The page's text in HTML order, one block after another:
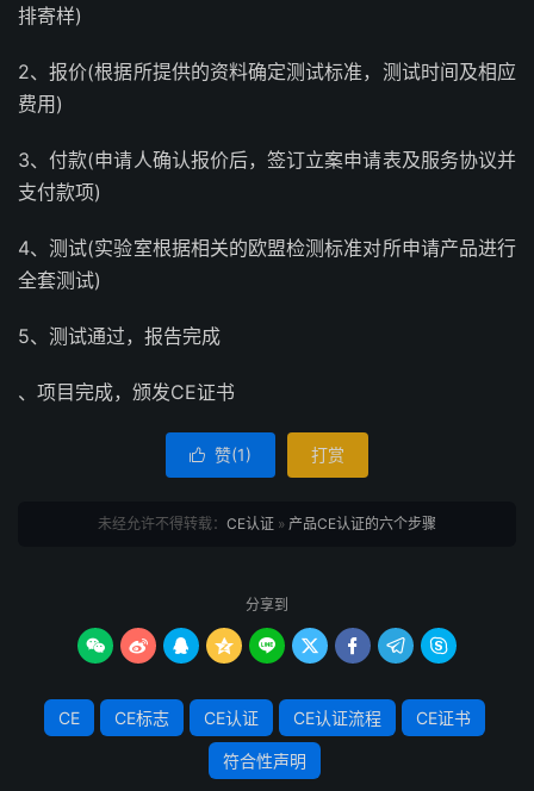
排寄样)
2、报价(根据所提供的资料确定测试标准，测试时间及相应
费用)
3、付款(申请人确认报价后，签订立案申请表及服务协议并
支付款项)
4、测试(实验室根据相关的欧盟检测标准对所申请产品进行
全套测试)
5、测试通过，报告完成
、项目完成，颁发CE证书
 赞(1) 打赏
未经允许不得转载： CE认证 » 产品CE认证的六个步骤
分享到
        
CE CE标志 CE认证 CE认证流程 CE证书
符合性声明